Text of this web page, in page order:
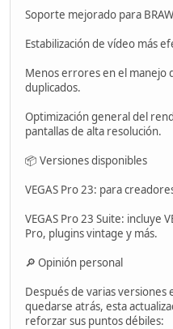
Soporte mejorado para
Estabilización de vídeo más
Menos errores en el manejo
duplicados.
Optimización general del
pantallas de alta resolución.
📦 Versiones disponibles
VEGAS Pro 23: para
VEGAS Pro 23 Suite: incluye
Pro, plugins vintage y más.
🔎 Opinión personal
Después de varias versiones
quedarse atrás, esta
reforzar sus puntos débiles: